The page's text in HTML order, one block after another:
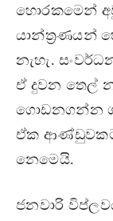
හොරකමෙන්
යාන්ත‍්‍රණයන්
නැහැ.
ඒ දුවන තෙල්
ගොඩනගන්න
ඒක
නෙමෙයි.
ජනවාරි